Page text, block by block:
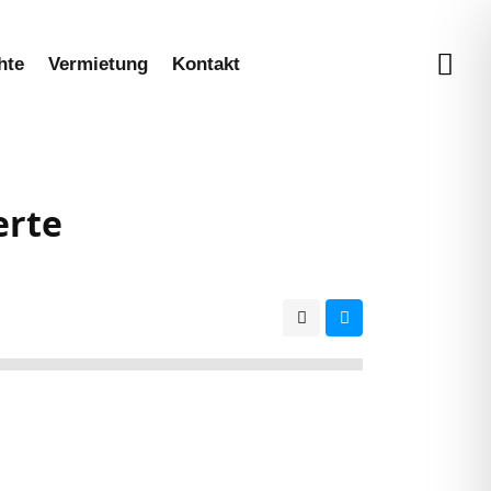
Vermietung Kontakt